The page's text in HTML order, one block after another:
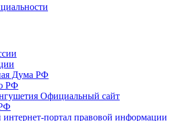
Дума РФ
РФ
Официальный сайт
портал правовой информации